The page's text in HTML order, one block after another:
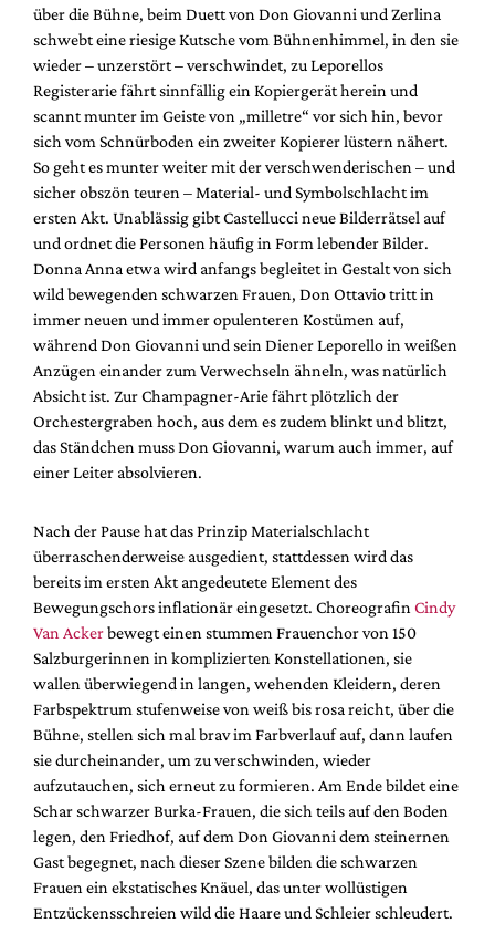
über die Bühne, beim Duett von Don Giovanni und Zerlina
schwebt eine riesige Kutsche vom Bühnenhimmel, in den sie
wieder – unzerstört – verschwindet, zu Leporellos
Registerarie fährt sinnfällig ein Kopiergerät herein und
scannt munter im Geiste von „milletre“ vor sich hin, bevor
sich vom Schnürboden ein zweiter Kopierer lüstern nähert.
So geht es munter weiter mit der verschwenderischen – und
sicher obszön teuren – Material- und Symbolschlacht im
ersten Akt. Unablässig gibt Castellucci neue Bilderrätsel auf
und ordnet die Personen häufig in Form lebender Bilder.
Donna Anna etwa wird anfangs begleitet in Gestalt von sich
wild bewegenden schwarzen Frauen, Don Ottavio tritt in
immer neuen und immer opulenteren Kostümen auf,
während Don Giovanni und sein Diener Leporello in weißen
Anzügen einander zum Verwechseln ähneln, was natürlich
Absicht ist. Zur Champagner-Arie fährt plötzlich der
Orchestergraben hoch, aus dem es zudem blinkt und blitzt,
das Ständchen muss Don Giovanni, warum auch immer, auf
einer Leiter absolvieren.
Nach der Pause hat das Prinzip Materialschlacht
überraschenderweise ausgedient, stattdessen wird das
bereits im ersten Akt angedeutete Element des
Bewegungschors inflationär eingesetzt. Choreografin Cindy
Van Ackerbewegt einen stummen Frauenchor von 150
Salzburgerinnen in komplizierten Konstellationen, sie
wallen überwiegend in langen, wehenden Kleidern, deren
Farbspektrum stufenweise von weiß bis rosa reicht, über die
Bühne, stellen sich mal brav im Farbverlauf auf, dann laufen
sie durcheinander, um zu verschwinden, wieder
aufzutauchen, sich erneut zu formieren. Am Ende bildet eine
Schar schwarzer Burka-Frauen, die sich teils auf den Boden
legen, den Friedhof, auf dem Don Giovanni dem steinernen
Gast begegnet, nach dieser Szene bilden die schwarzen
Frauen ein ekstatisches Knäuel, das unter wollüstigen
Entzückensschreien wild die Haare und Schleier schleudert.